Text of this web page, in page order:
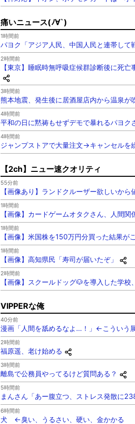
痛いニュース(ﾉ∀`)
1時間前
パヨク「アジア人民、中国人民と連帯して
2時間前
【東京】睡眠時無呼吸症候群診断後に死
3時間前
熊本地震、発生後に居酒屋店内から温泉が
4時間前
平和の日に黙祷もせずデモで暴れるパヨク
4時間前
ジャンプストアで大量注文→キャンセル
【2ch】ニュー速クオリティ
55分前
【画像あり】ランドクルーザー欲しい
1時間前
【画像】カードゲームオタクさん、人間
1時間前
【画像】米国株を150万円分買った結果が
1時間前
【画像】高知県民「寿司が届いたぞ」
2時間前
【画像】スクールドッグ🐶を導入した学
VIPPERな俺
40分前
漫画「人間を舐めるなよ…！」←こういう
2時間前
福原遥、老け始める
3時間前
離島で公務員やってるけど質問ある？
5時間前
まんさん「あー腹立つ、ストレス発散に
6時間前
犬 ←臭い、うるさい、硬い、金かかる